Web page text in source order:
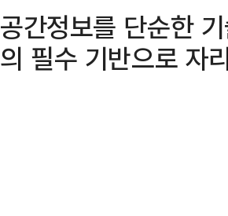
공간정보를 단순한
의 필수 기반으로 자